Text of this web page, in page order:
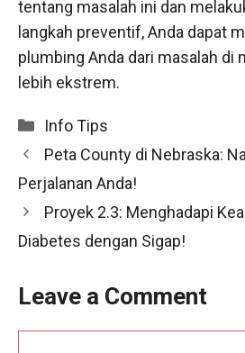
tentang masalah ini dan
langkah preventif, Anda dapat
plumbing Anda dari masalah di
lebih ekstrem.
Categories
Info Tips
Peta County di Nebraska:
Perjalanan Anda!
Proyek 2.3: Menghadapi
Diabetes dengan Sigap!
Leave a Comment